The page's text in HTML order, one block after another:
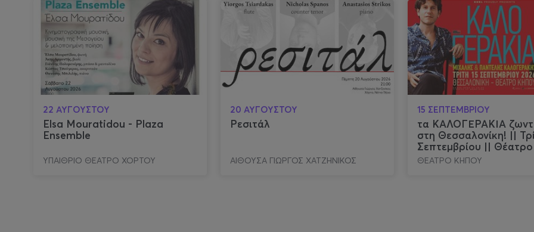
22 ΑΥΓΟΥΣΤΟΥ
Elsa Mouratidou - Plaza
Ensemble
ΥΠΑΙΘΡΙΟ ΘΕΑΤΡΟ ΧΟΡΤΟΥ
20 ΑΥΓΟΥΣΤΟΥ
Ρεσιτάλ
ΑΙΘΟΥΣΑ ΓΙΩΡΓΟΣ ΧΑΤΖΗΝΙΚΟΣ
15 ΣΕΠΤΕΜΒΡΙΟΥ
τα ΚΑΛΟΓΕΡΑΚΙΑ
στη Θεσσαλονίκη! ||
Σεπτεμβρίου ||
ΘΕΑΤΡΟ ΚΗΠΟΥ